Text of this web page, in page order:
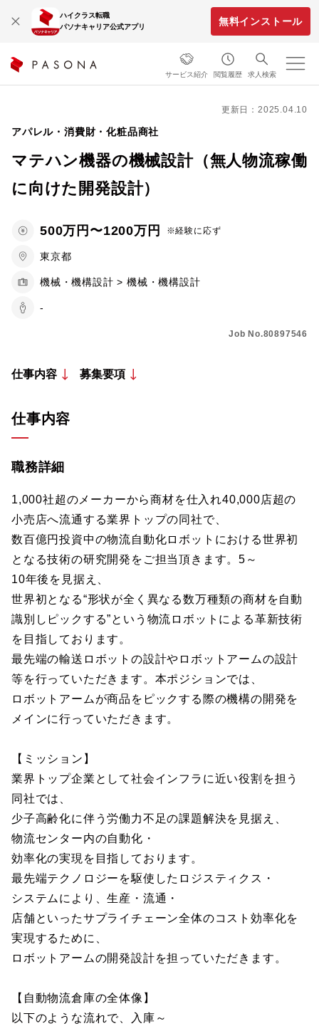
ハイクラス転職
パソナキャリア公式アプリ
無料インストール
サービス紹介 閲覧履歴 求人検索
更新日：2025.04.10
アパレル・消費財・化粧品商社
マテハン機器の機械設計（無人物流稼働
に向けた開発設計）
500万円〜1200万円 ※経験に応ず
東京都
機械・機構設計 > 機械・機構設計
-
Job No.80897546
仕事内容 募集要項
仕事内容
職務詳細
1,000社超のメーカーから商材を仕入れ40,000店超の
小売店へ流通する業界トップの同社で、
数百億円投資中の物流自動化ロボットにおける世界初
となる技術の研究開発をご担当頂きます。5～
10年後を見据え、
世界初となる“形状が全く異なる数万種類の商材を自動
識別しピックする”という物流ロボットによる革新技術
を目指しております。
最先端の輸送ロボットの設計やロボットアームの設計
等を行っていただきます。本ポジションでは、
ロボットアームが商品をピックする際の機構の開発を
メインに行っていただきます。
【ミッション】
業界トップ企業として社会インフラに近い役割を担う
同社では、
少子高齢化に伴う労働力不足の課題解決を見据え、
物流センター内の自動化・
効率化の実現を目指しております。
最先端テクノロジーを駆使したロジスティクス・
システムにより、生産・流通・
店舗といったサプライチェーン全体のコスト効率化を
実現するために、
ロボットアームの開発設計を担っていただきます。
【自動物流倉庫の全体像】
以下のような流れで、入庫～